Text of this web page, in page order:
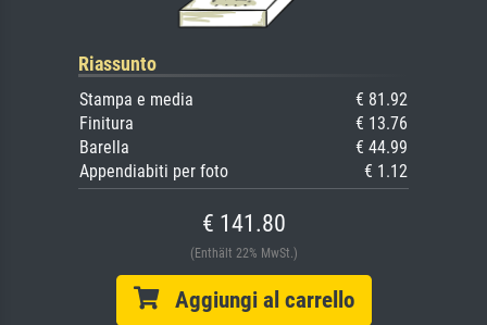
Riassunto
Stampa e media
€ 81.92
Finitura
€ 13.76
Barella
€ 44.99
Appendiabiti per foto
€ 1.12
€ 141.80
(Enthält 22% MwSt.)
Aggiungi al carrello